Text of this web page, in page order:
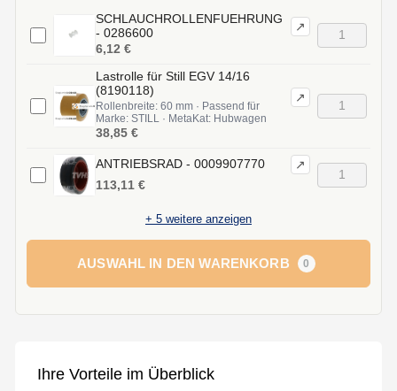
SCHLAUCHROLLENFUEHRUNG
- 0286600
↗
6,12 €
Lastrolle für Still EGV 14/16
(8190118)
Rollenbreite: 60 mm · Passend für
Marke: STILL · MetaKat: Hubwagen
↗
38,85 €
ANTRIEBSRAD - 0009907770 ↗
113,11 €
+ 5 weitere anzeigen
AUSWAHL IN DEN WARENKORB 0
Ihre Vorteile im Überblick